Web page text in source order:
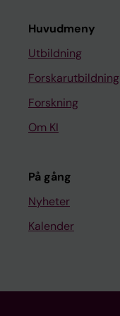
Huvudmeny
Utbildning
Forskarutbildning
Forskning
Om KI
På gång
Nyheter
Kalender